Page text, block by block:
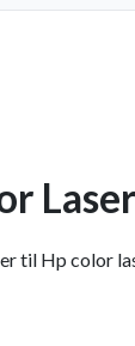
til Hp color